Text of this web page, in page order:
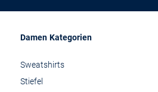
Damen Kategorien
Sweatshirts
Stiefel